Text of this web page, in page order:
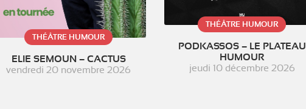
THÉÂTRE HUMOUR
ELIE SEMOUN – CACTUS
vendredi 20 novembre 2026
THÉÂTRE HUMOUR
PODKASSOS – LE PLATEAU
HUMOUR
jeudi 10 décembre 2026